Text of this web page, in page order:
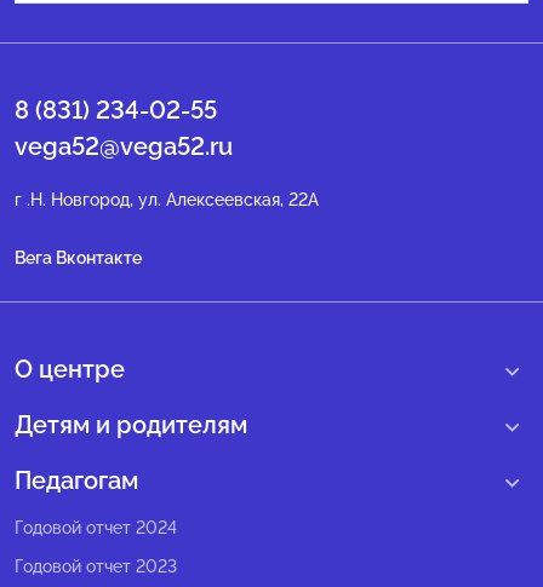
8 (831) 234-02-55
vega52@vega52.ru
г .Н. Новгород, ул. Алексеевская, 22А
Вега Вконтакте
О центре
О нас
Структура регионального центра
Педагогический состав
Попечительский совет
Детям и родителям
Учебные интенсивные сборы
Педагогам
Программы Веги
Программы Сириус
Годовой отчет 2024
Годовой отчет 2023